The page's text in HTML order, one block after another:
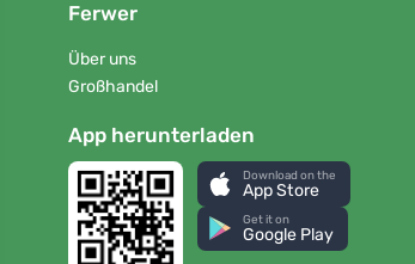
Ferwer
Über uns
Großhandel
App herunterladen
Download on the
App Store
Get it on
Google Play